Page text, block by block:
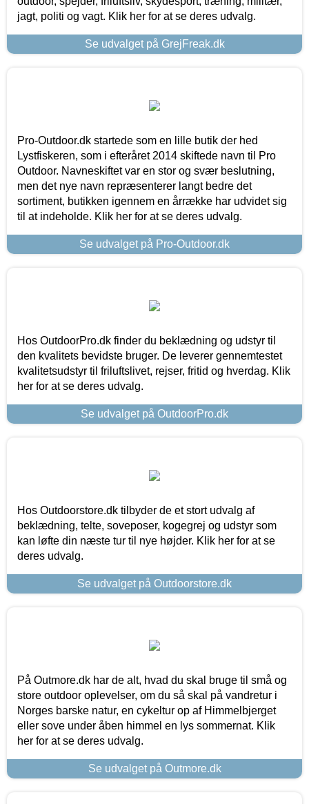
jagt, politi og vagt. Klik her for at se deres udvalg.
Se udvalget på GrejFreak.dk
Pro-Outdoor.dk startede som en lille butik der hed
Lystfiskeren, som i efteråret 2014 skiftede navn til Pro
Outdoor. Navneskiftet var en stor og svær beslutning,
men det nye navn repræsenterer langt bedre det
sortiment, butikken igennem en årrække har udvidet sig
til at indeholde. Klik her for at se deres udvalg.
Se udvalget på Pro-Outdoor.dk
Hos OutdoorPro.dk finder du beklædning og udstyr til
den kvalitets bevidste bruger. De leverer gennemtestet
kvalitetsudstyr til friluftslivet, rejser, fritid og hverdag. Klik
her for at se deres udvalg.
Se udvalget på OutdoorPro.dk
Hos Outdoorstore.dk tilbyder de et stort udvalg af
beklædning, telte, soveposer, kogegrej og udstyr som
kan løfte din næste tur til nye højder. Klik her for at se
deres udvalg.
Se udvalget på Outdoorstore.dk
På Outmore.dk har de alt, hvad du skal bruge til små og
store outdoor oplevelser, om du så skal på vandretur i
Norges barske natur, en cykeltur op af Himmelbjerget
eller sove under åben himmel en lys sommernat. Klik
her for at se deres udvalg.
Se udvalget på Outmore.dk